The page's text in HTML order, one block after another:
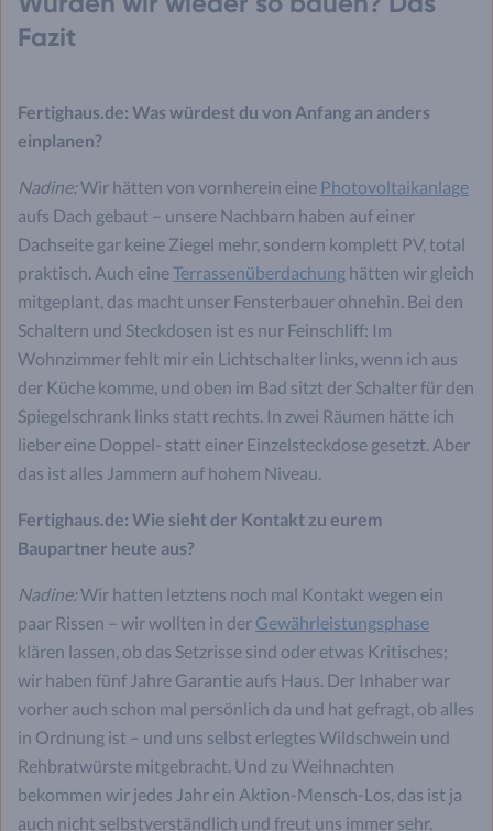
Fazit
Fertighaus.de: Was würdest du von Anfang an anders
einplanen?
Nadine:Wir hätten von vornherein eine Photovoltaikanlage
aufs Dach gebaut – unsere Nachbarn haben auf einer
Dachseite gar keine Ziegel mehr, sondern komplett PV, total
praktisch. Auch eineTerrassenüberdachung hätten wir gleich
mitgeplant, das macht unser Fensterbauer ohnehin. Bei den
Schaltern und Steckdosen ist es nur Feinschliff: Im
Wohnzimmer fehlt mir ein Lichtschalter links, wenn ich aus
der Küche komme, und oben im Bad sitzt der Schalter für den
Spiegelschrank links statt rechts. In zwei Räumen hätte ich
lieber eine Doppel- statt einer Einzelsteckdose gesetzt. Aber
das ist alles Jammern auf hohem Niveau.
Fertighaus.de: Wie sieht der Kontakt zu eurem
Baupartner heute aus?
Nadine:Wir hatten letztens noch mal Kontakt wegen ein
paar Rissen – wir wollten in der Gewährleistungsphase
klären lassen, ob das Setzrisse sind oder etwas Kritisches;
wir haben fünf Jahre Garantie aufs Haus. Der Inhaber war
vorher auch schon mal persönlich da und hat gefragt, ob alles
in Ordnung ist – und uns selbst erlegtes Wildschwein und
Rehbratwürste mitgebracht. Und zu Weihnachten
bekommen wir jedes Jahr ein Aktion-Mensch-Los, das ist ja
auch nicht selbstverständlich und freut uns immer sehr.